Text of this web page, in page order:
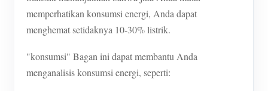
memperhatikan konsumsi energi, Anda dapat
menghemat setidaknya 10-30% listrik.
"konsumsi" Bagan ini dapat membantu Anda
menganalisis konsumsi energi, seperti: